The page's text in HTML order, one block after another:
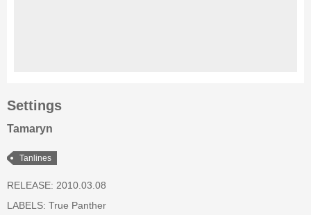
Settings
Tamaryn
Tanlines
RELEASE: 2010.03.08
LABELS: True Panther